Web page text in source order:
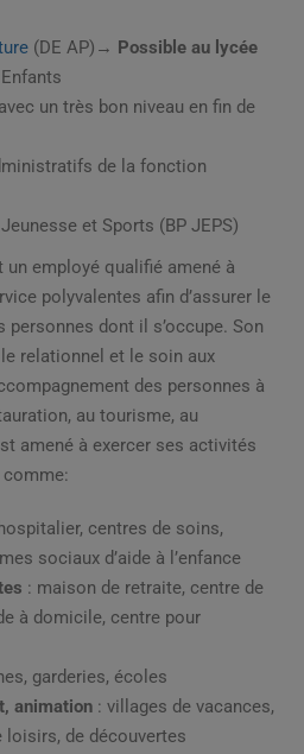
(DE AP)→ Possible au lycée
un très bon niveau en fin de
de la fonction
et Sports (BP JEPS)
employé qualifié amené à
polyvalentes afin d’assurer le
dont il s’occupe. Son
relationnel et le soin aux
des personnes à
au tourisme, au
amené à exercer ses activités
centres de soins,
sociaux d’aide à l’enfance
: maison de retraite, centre de
à domicile, centre pour
garderies, écoles
animation : villages de vacances,
loisirs, de découvertes